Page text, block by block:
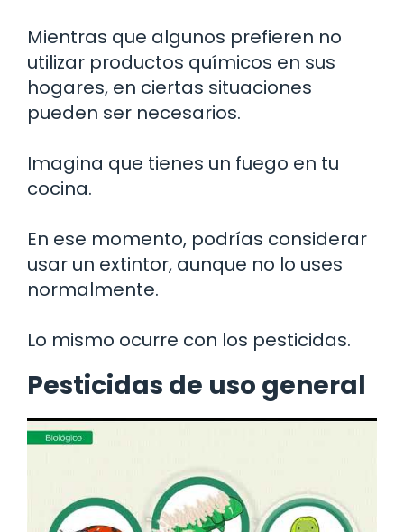
Mientras que algunos prefieren no
utilizar productos químicos en sus
hogares, en ciertas situaciones
pueden ser necesarios.
Imagina que tienes un fuego en tu
cocina.
En ese momento, podrías considerar
usar un extintor, aunque no lo uses
normalmente.
Lo mismo ocurre con los pesticidas.
Pesticidas de uso general